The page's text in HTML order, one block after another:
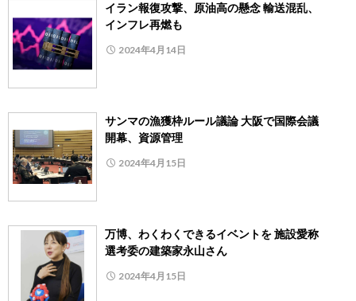
イラン報復攻撃、原油高の懸念 輸送混乱、
インフレ再燃も
2024年4月14日
サンマの漁獲枠ルール議論 大阪で国際会議
開幕、資源管理
2024年4月15日
万博、わくわくできるイベントを 施設愛称
選考委の建築家永山さん
2024年4月15日